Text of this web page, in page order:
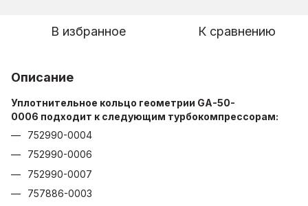
В избранное К сравнению
Описание
Уплотнительное кольцо геометрии GA-50-
0006 подходит к следующим турбокомпрессорам:
752990-0004
752990-0006
752990-0007
757886-0003